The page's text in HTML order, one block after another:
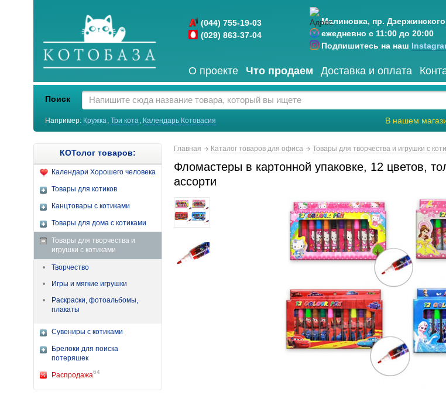
(044) 755-19-03
(029) 863-37-04
Малиновка, пр.
ежедневно с 11:00 до 20:00
Подпишитесь на наш
О проекте Что продаем Доставка и оплата
Поиск
В нашем
Например: Кружка, Три кота, Календарь Котовасия
КОТолог товаров:
Календари Хорошего человека
Товары для котиков
Канцтовары с котиками
Товары для дома с котиками
Товары для творчества и
игрушки с котиками
Творчество
Игры и мягкие игрушки
Раскраски, фотоальбомы,
плакаты
Сувениры с котиками
Брелоки для поиска
потеряшек
Распродажа64
Главная Каталог товаров для офиса Товары для творчества и игрушки с
Фломастеры в картонной упаковке, 12 цветов,
ассорти